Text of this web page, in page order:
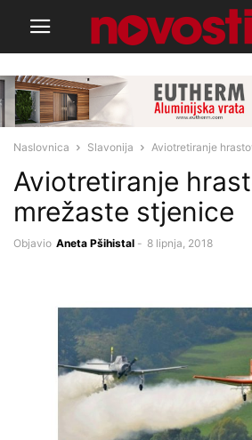
Naslovnica Slavonija Aviotretiranje
Aviotretiranje
mrežaste stjenice
Objavio Aneta Pšihistal - 8 lipnja, 2018